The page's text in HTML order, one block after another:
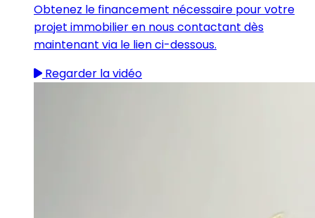
Obtenez le financement nécessaire pour votre
projet immobilier en nous contactant dès
maintenant via le lien ci-dessous.
Regarder la vidéo